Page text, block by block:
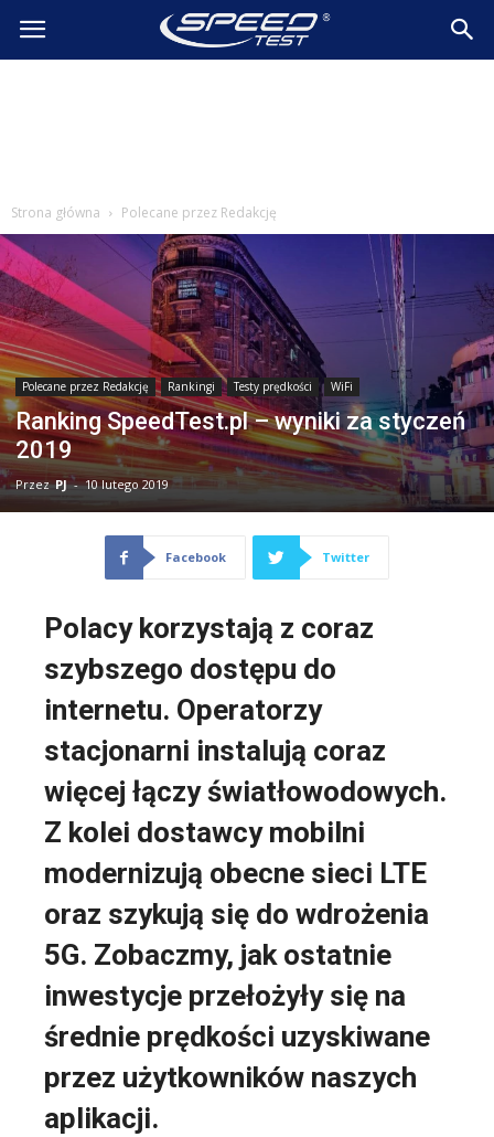
SpeedTest.pl
Strona główna Polecane przez Redakcję
Polecane przez Redakcję Rankingi Testy prędkości WiFi
Ranking SpeedTest.pl – wyniki za styczeń
2019
Przez PJ - 10 lutego 2019
Facebook Twitter
Polacy korzystają z coraz
szybszego dostępu do
internetu. Operatorzy
stacjonarni instalują coraz
więcej łączy światłowodowych.
Z kolei dostawcy mobilni
modernizują obecne sieci LTE
oraz szykują się do wdrożenia
5G. Zobaczmy, jak ostatnie
inwestycje przełożyły się na
średnie prędkości uzyskiwane
przez użytkowników naszych
aplikacji.